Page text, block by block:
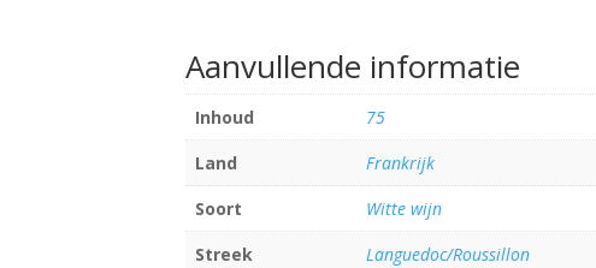
Aanvullende informatie
Inhoud
75
Land
Frankrijk
Soort
Witte wijn
Streek
Languedoc/Roussillon